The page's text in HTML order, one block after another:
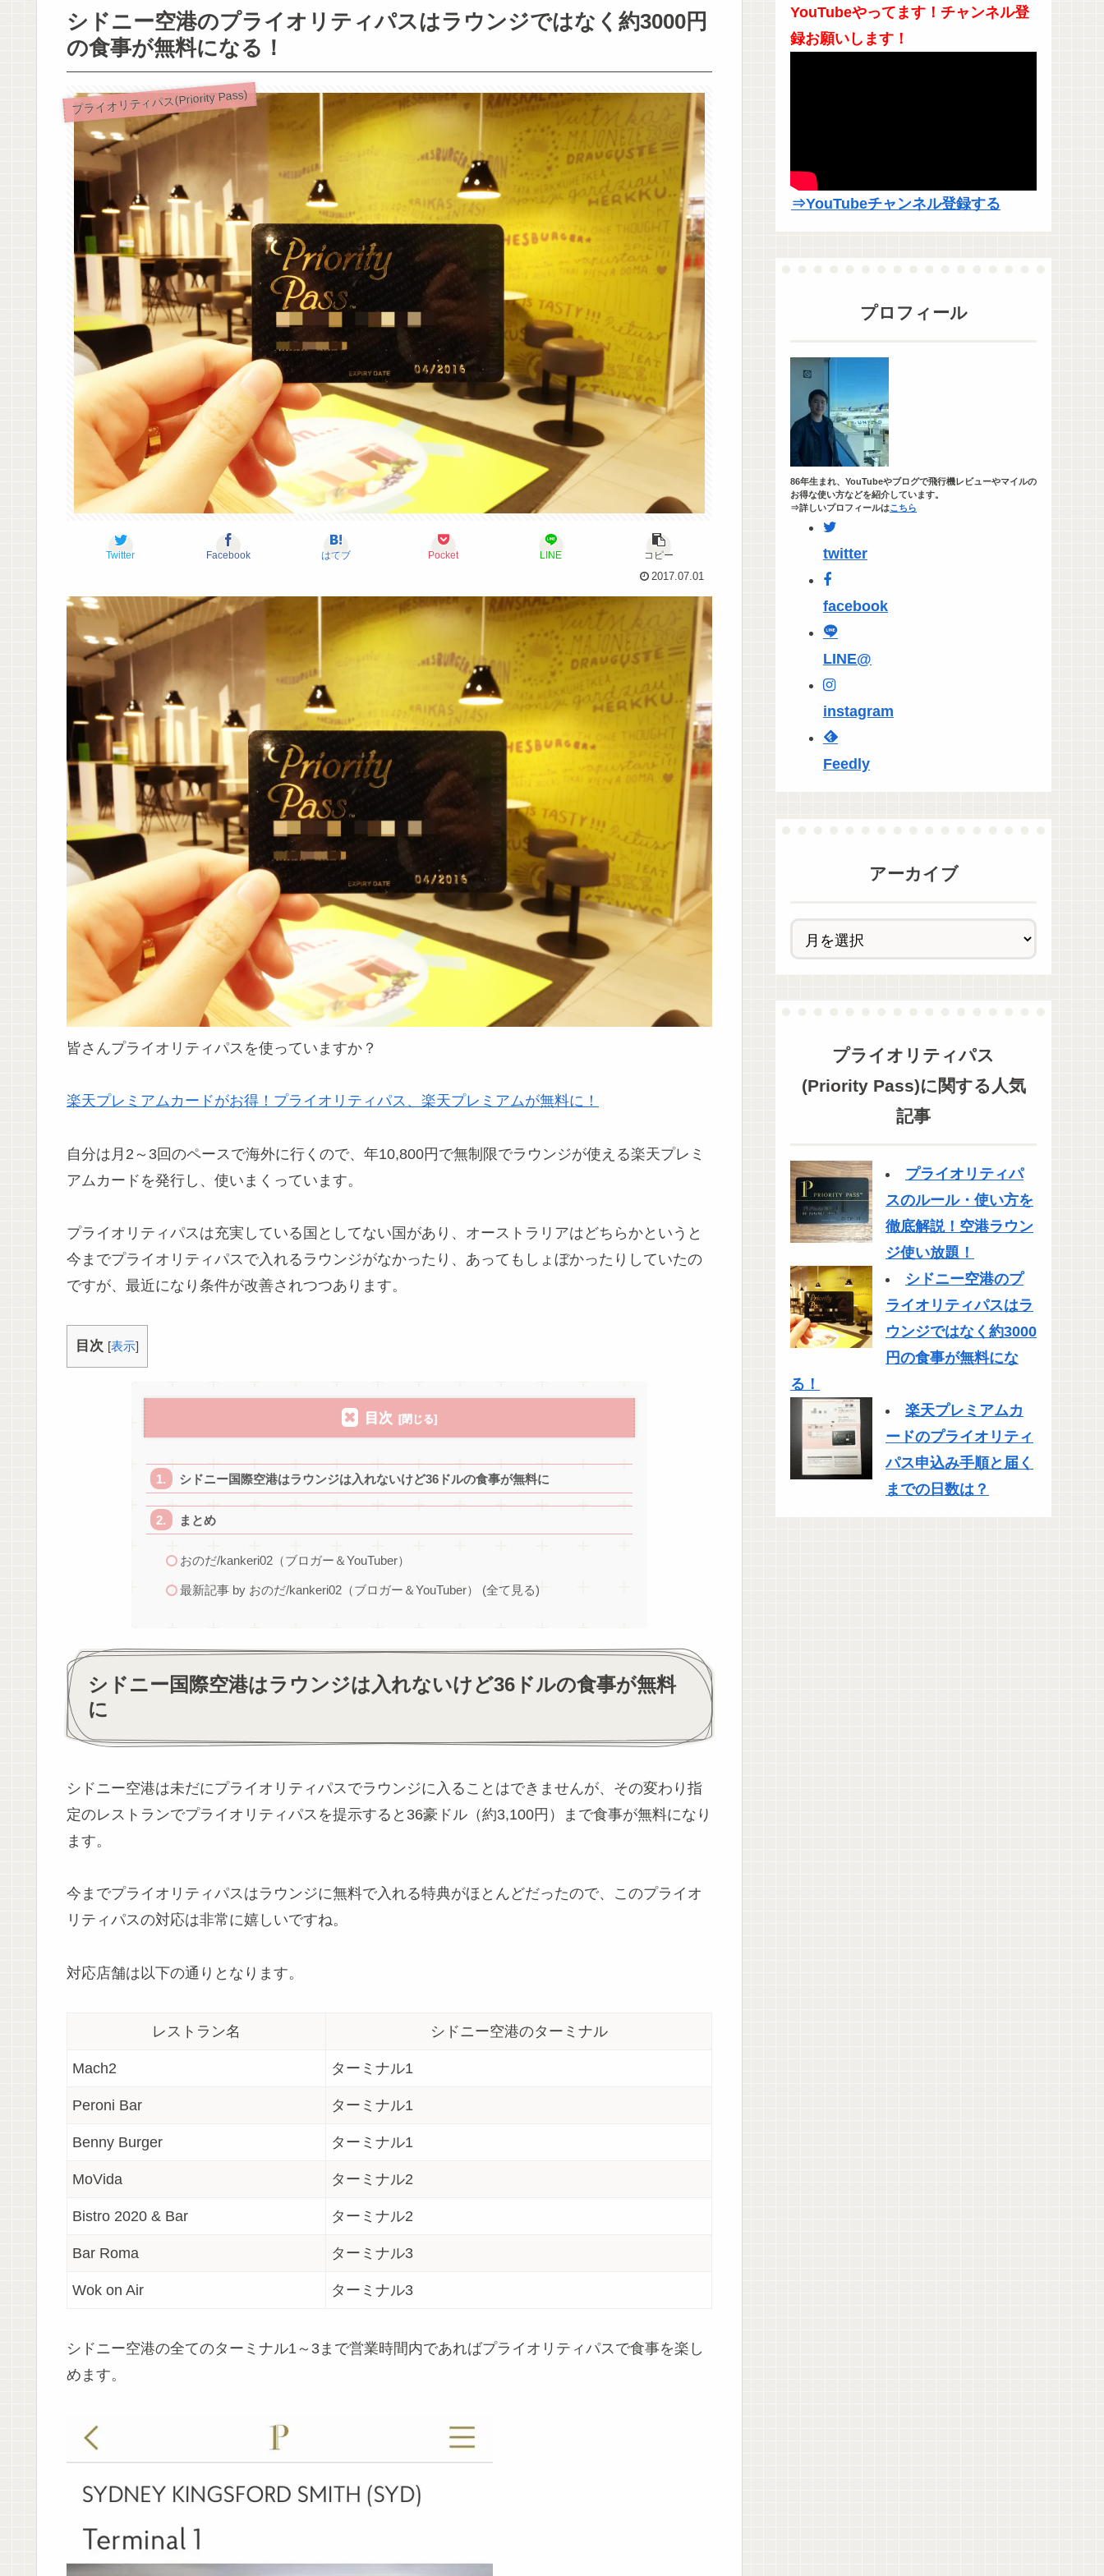
シドニー空港のプライオリティパスはラウンジではなく約3000円
の食事が無料になる！
プライオリティパス(Priority Pass)
Twitter Facebook はてブ Pocket LINE
コピー
2017.07.01
皆さんプライオリティパスを使っていますか？
楽天プレミアムカードがお得！プライオリティパス、楽天プレミアムが無料に！
自分は月2～3回のペースで海外に行くので、年10,800円で無制限でラウンジが使える楽天プレミ
アムカードを発行し、使いまくっています。
プライオリティパスは充実している国としてない国があり、オーストラリアはどちらかというと
今までプライオリティパスで入れるラウンジがなかったり、あってもしょぼかったりしていたの
ですが、最近になり条件が改善されつつあります。
目次 [表示]
目次
シドニー国際空港はラウンジは入れないけど36ドルの食事が無料に
まとめ
おのだ/kankeri02（ブロガー＆YouTuber）
最新記事 by おのだ/kankeri02（ブロガー＆YouTuber） (全て見る)
シドニー国際空港はラウンジは入れないけど36ドルの食事が無料
に
シドニー空港は未だにプライオリティパスでラウンジに入ることはできませんが、その変わり指
定のレストランでプライオリティパスを提示すると36豪ドル（約3,100円）まで食事が無料になり
ます。
今までプライオリティパスはラウンジに無料で入れる特典がほとんどだったので、このプライオ
リティパスの対応は非常に嬉しいですね。
対応店舗は以下の通りとなります。
レストラン名 シドニー空港のターミナル
Mach2 ターミナル1
Peroni Bar ターミナル1
Benny Burger ターミナル1
MoVida ターミナル2
Bistro 2020 & Bar ターミナル2
Bar Roma ターミナル3
Wok on Air ターミナル3
シドニー空港の全てのターミナル1～3まで営業時間内であればプライオリティパスで食事を楽し
めます。
YouTubeやってます！チャンネル登
録お願いします！
⇒YouTubeチャンネル登録する
プロフィール
86年生まれ、YouTubeやブログで飛行機レビューやマイルの
お得な使い方などを紹介しています。
⇒詳しいプロフィールはこちら
twitter
facebook
LINE@
instagram
Feedly
アーカイブ
プライオリティパス
(Priority Pass)に関する人気
記事
プライオリティパ
スのルール・使い方を
徹底解説！空港ラウン
ジ使い放題！
シドニー空港のプ
ライオリティパスはラ
ウンジではなく約3000
円の食事が無料にな
る！
楽天プレミアムカ
ードのプライオリティ
パス申込み手順と届く
までの日数は？